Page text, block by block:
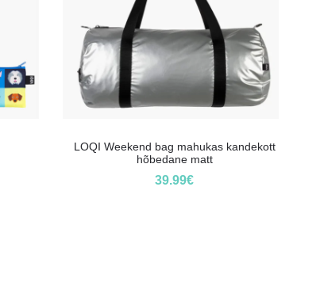
LOQI Weekend bag mahukas kandekott
hõbedane matt
39.99€